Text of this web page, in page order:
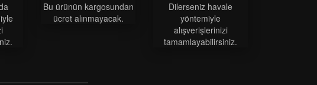
Bu ürünün kargosundan
ücret alınmayacak.
Dilerseniz havale
yöntemiyle
alışverişlerinizi
tamamlayabilirsiniz.